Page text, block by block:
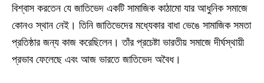
বিশ্বাস করতেন যে জাতিভেদ একটি সামাজিক কাঠামো যার আধুনিক সমাজে
কোনও স্থান নেই। তিনি জাতিভেদের মধ্যেকার বাধা ভেঙে সামাজিক সমতা
প্রতিষ্ঠার জন্য কাজ করেছিলেন। তাঁর প্রচেষ্টা ভারতীয় সমাজে দীর্ঘস্থায়ী
প্রভাব ফেলেছে এবং আজ ভারতে জাতিভেদ অবৈধ।